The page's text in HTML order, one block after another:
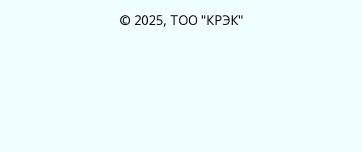
© 2025, ТОО "КРЭК"